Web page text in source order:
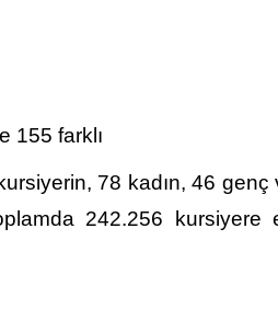
155 farklı
78 kadın, 46 genç
242.256 kursiyere